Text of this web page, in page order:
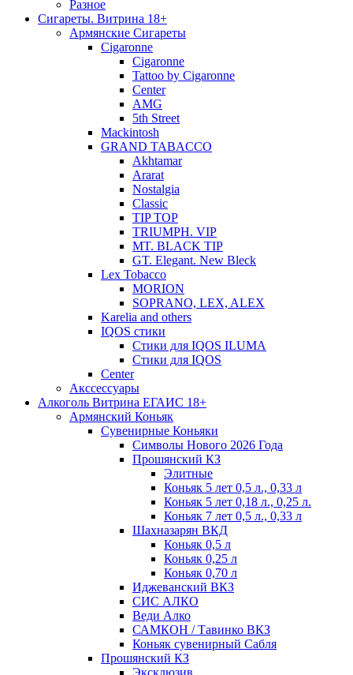
Разное
Сигареты. Витрина 18+
Армянские Сигареты
Cigaronne
Cigaronne
Tattoo by Cigaronne
Center
AMG
5th Street
Mackintosh
GRAND TABACCO
Akhtamar
Ararat
Nostalgia
Classic
TIP TOP
TRIUMPH. VIP
MT. BLACK TIP
GT. Elegant. New Bleck
Lex Tobacco
MORION
SOPRANO, LEX, ALEX
Karelia and others
IQOS стики
Стики для IQOS ILUMA
Стики для IQOS
Сenter
Акссессуары
Алкоголь Витрина ЕГАИС 18+
Армянский Коньяк
Сувенирные Коньяки
Символы Нового 2026 Года
Прошянский КЗ
Элитные
Коньяк 5 лет 0,5 л., 0,33 л
Коньяк 5 лет 0,18 л., 0,25 л.
Коньяк 7 лет 0,5 л., 0,33 л
Шахназарян ВКД
Коньяк 0,5 л
Коньяк 0,25 л
Коньяк 0,70 л
Иджеванский ВКЗ
СИС АЛКО
Веди Алко
САМКОН / Тавинко ВКЗ
Коньяк сувенирный Сабля
Прошянский КЗ
Эксклюзив